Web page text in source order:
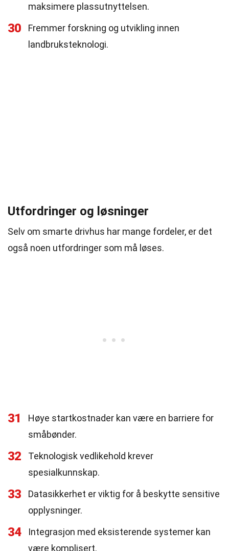
maksimere plassutnyttelsen.
30
Fremmer forskning og utvikling innen
landbruksteknologi.
Utfordringer og løsninger
Selv om smarte drivhus har mange fordeler, er det
også noen utfordringer som må løses.
31
Høye startkostnader kan være en barriere for
småbønder.
32
Teknologisk vedlikehold krever
spesialkunnskap.
33
Datasikkerhet er viktig for å beskytte sensitive
opplysninger.
34
Integrasjon med eksisterende systemer kan
være komplisert.